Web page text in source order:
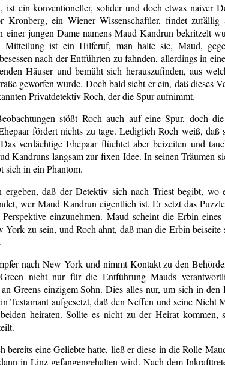
ist ein konventioneller, solider und doch etwas naiver
Kronberg, ein Wiener Wissenschaftler, findet zufällig
einer jungen Dame namens Maud Kandrun bekritzelt
Mitteilung ist ein Hilferuf, man halte sie, Maud,
nach der Entführten zu fahnden, allerdings in
Häuser und bemüht sich herauszufinden, aus
geworfen wurde. Doch bald sieht er ein, daß dieses
Privatdetektiv Roch, der die Spur aufnimmt.
stößt Roch auch auf eine Spur, doch
fördert nichts zu tage. Lediglich Roch weiß, daß
verdächtige Ehepaar flüchtet aber beizeiten und
Kandruns langsam zur fixen Idee. In seinen Träumen
sich in ein Phantom.
ergeben, daß der Detektiv sich nach Triest begibt, wo
wer Maud Kandrun eigentlich ist. Er setzt das
einzunehmen. Maud scheint die Erbin
York zu sein, und Roch ahnt, daß man die Erbin
nach New York und nimmt Kontakt zu den
nicht nur für die Entführung Mauds
Greens einzigem Sohn. Dies alles nur, um sich in den
Testamant aufgesetzt, daß den Neffen und seine Nicht
heiraten. Sollte es nicht zu der Heirat kommen,
bereits eine Geliebte hatte, ließ er diese in die Rolle
in Linz gefangengehalten wird.Nach dem